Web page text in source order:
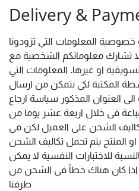
Delivery &
المعلومات التي تزودونا
لا تشارك معلوماتكم الشخصية مع
او غيرها. المعلومات التي
المكتبة لكى نتمكن من ارسال
العنوان المذكور سياسة ارجاع
فى خلال اربعة عشر يوما من
الشحن على العميل لكن فى
المنتج يتم تحمل تكاليف الشحن
للاختبارات النفسية لا يمكن
اذا كان هناك خطأ فى الشحن من
طرفنا